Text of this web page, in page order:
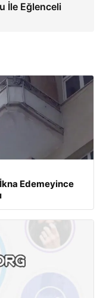
İle Eğlenceli
Edemeyince